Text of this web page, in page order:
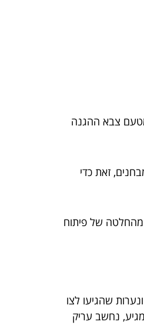
מסמכים שונים מטעם צבא ההגנה
זאת כדי
מהחלטה של פיתוח
שהגיעו לצו
מגיע, נחשב עריק